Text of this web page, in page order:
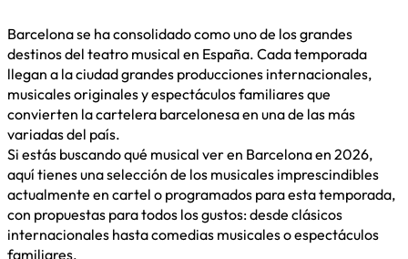
Barcelona se ha consolidado como uno de los grandes
destinos del teatro musical en España. Cada temporada
llegan a la ciudad grandes producciones internacionales,
musicales originales y espectáculos familiares que
convierten la cartelera barcelonesa en una de las más
variadas del país.
Si estás buscando qué musical ver en Barcelona en 2026,
aquí tienes una selección de los musicales imprescindibles
actualmente en cartel o programados para esta temporada,
con propuestas para todos los gustos: desde clásicos
internacionales hasta comedias musicales o espectáculos
familiares.